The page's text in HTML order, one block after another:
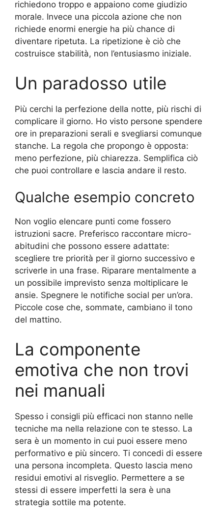
richiedono troppo e appaiono come giudizio
morale. Invece una piccola azione che non
richiede enormi energie ha più chance di
diventare ripetuta. La ripetizione è ciò che
costruisce stabilità, non l’entusiasmo iniziale.
Un paradosso utile
Più cerchi la perfezione della notte, più rischi di
complicare il giorno. Ho visto persone spendere
ore in preparazioni serali e svegliarsi comunque
stanche. La regola che propongo è opposta:
meno perfezione, più chiarezza. Semplifica ciò
che puoi controllare e lascia andare il resto.
Qualche esempio concreto
Non voglio elencare punti come fossero
istruzioni sacre. Preferisco raccontare micro-
abitudini che possono essere adattate:
scegliere tre priorità per il giorno successivo e
scriverle in una frase. Riparare mentalmente a
un possibile imprevisto senza moltiplicare le
ansie. Spegnere le notifiche social per un’ora.
Piccole cose che, sommate, cambiano il tono
del mattino.
La componente
emotiva che non trovi
nei manuali
Spesso i consigli più efficaci non stanno nelle
tecniche ma nella relazione con te stesso. La
sera è un momento in cui puoi essere meno
performativo e più sincero. Ti concedi di essere
una persona incompleta. Questo lascia meno
residui emotivi al risveglio. Permettere a se
stessi di essere imperfetti la sera è una
strategia sottile ma potente.